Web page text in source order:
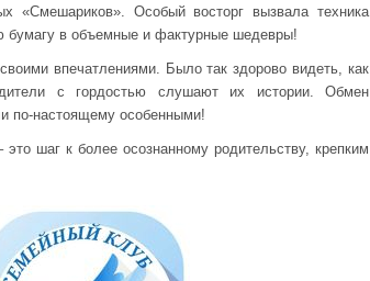
«Смешариков». Особый восторг вызвала техника
в объемные и фактурные шедевры!
впечатлениями. Было так здорово видеть, как
с гордостью слушают их истории. Обмен
по-настоящему особенными!
шаг к более осознанному родительству, крепким